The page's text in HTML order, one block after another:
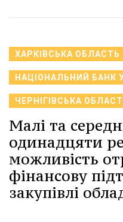
ХАРКІВСЬКА ОБЛАСТЬ
НАЦІОНАЛЬНИЙ БАНК
ЧЕРНІГІВСЬКА
Малі та
одинадцяти
можливість
фінансову
закупівлі